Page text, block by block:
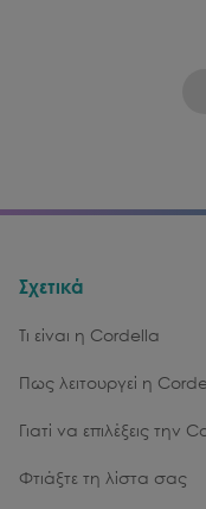
Σχετικά
Τι είναι η Cordella
Πως λειτουργεί η
Γιατί να επιλέξεις την
Φτιάξτε τη λίστα σας